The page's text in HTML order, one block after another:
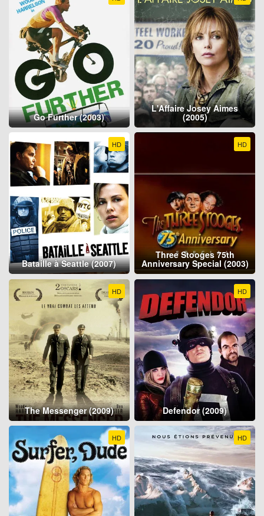
Go Further (2003)
L'Affaire Josey Aimes
(2005)
HD
Bataille à Seattle (2007)
HD
Three Stooges 75th
Anniversary Special (2003)
HD
The Messenger (2009)
HD
Defendor (2009)
HD HD